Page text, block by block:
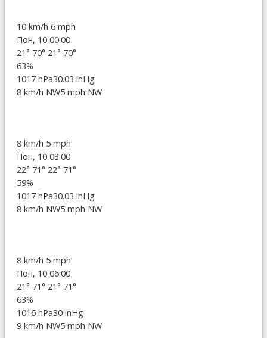
10 km/h 6 mph
Пон, 10 00:00
21° 70° 21° 70°
63%
1017 hPa30.03 inHg
8 km/h NW5 mph NW
8 km/h 5 mph
Пон, 10 03:00
22° 71° 22° 71°
59%
1017 hPa30.03 inHg
8 km/h NW5 mph NW
8 km/h 5 mph
Пон, 10 06:00
21° 71° 21° 71°
63%
1016 hPa30 inHg
9 km/h NW5 mph NW